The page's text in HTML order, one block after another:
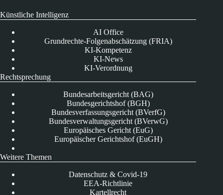
Künstliche Intelligenz
AI Office
Grundrechte-Folgenabschätzung (FRIA)
KI-Kompetenz
KI-News
KI-Verordnung
Rechtsprechung
Bundesarbeitsgericht (BAG)
Bundesgerichtshof (BGH)
Bundesverfassungsgericht (BVerfG)
Bundesverwaltungsgericht (BVerwG)
Europäisches Gericht (EuG)
Europäischer Gerichtshof (EuGH)
Weitere Themen
Datenschutz & Covid-19
EEA-Richtlinie
Kartellrecht